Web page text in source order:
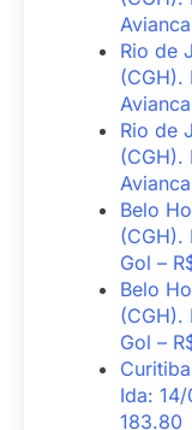
Rio de
Rio de
(CGH).
Belo
(CGH).
Gol –
Belo
(CGH).
Gol –
Ida:
183.80